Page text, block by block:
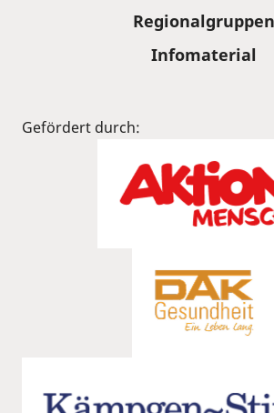
Regionalgruppen
Infomaterial
Gefördert durch: